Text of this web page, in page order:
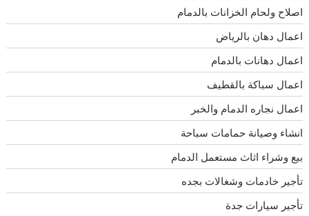
اصلاح ولحام الخزانات بالدمام
اعمال دهان بالرياض
اعمال دهانات بالدمام
اعمال سباكة بالقطيف
اعمال نجاره الدمام والخبر
انشاء وصيانة حمامات سباحة
بيع وشراء اثاث مستعمل الدمام
تأجير خادمات وشغالات بجده
تأجير سيارات جدة